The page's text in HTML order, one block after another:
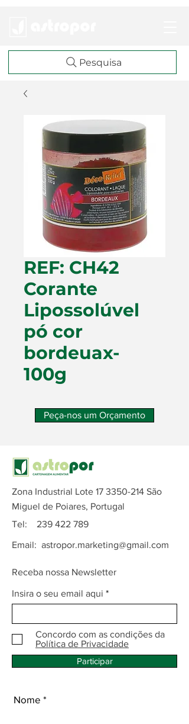
Pesquisa
REF: CH42
Corante
Lipossolúvel
pó cor
bordeuax-
100g
Peça-nos um Orçamento
Zona Industrial Lote 17 3350-214 São
Miguel de Poiares, Portugal
Tel: 239 422 789
Email: astropor.marketing@gmail.com
Receba nossa Newsletter
Insira o seu email aqui
Concordo com as condições da
Política de Privacidade
Participar
Nome